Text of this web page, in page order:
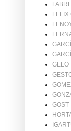
GELO
GOST